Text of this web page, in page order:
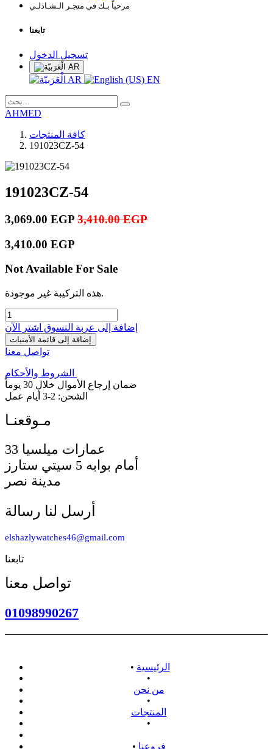
مرحباً بـك في متجـر الـشـاذلـي
تابعنا
تسجيل الدخول
AR
AR EN
AHMED
كافة المنتجات
191023CZ-54
191023CZ-54
3,069.00 EGP 3,410.00EGP
3,410.00 EGP
Not Available For Sale
هذه التركيبة غير موجودة.
إضافة إلى عربة التسوق اشترِ الآن
إضافة إلى قائمة الأمنيات
تواصل معنا
الشروط والأحكام
ضمان إرجاع الأموال خلال 30 يوماً
الشحن: 2-3 أيام عمل
أمام بوابه 5 سيتي ستارز
مدينة نصر
أرسل لنا رسالة
elshazlywatches46@gmail.com
تابعنا
تواصل معنا
01098990267
• الرئيسية
•
من نحن
•
المنتجات
•
• فروعنا